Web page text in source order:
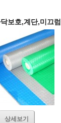
보호,계단,미끄
상세보기